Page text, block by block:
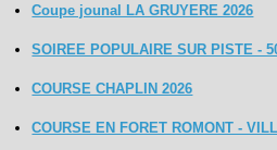
Coupe jounal LA GRUYERE 2026
SOIREE POPULAIRE SUR PISTE -
COURSE CHAPLIN 2026
COURSE EN FORET ROMONT -